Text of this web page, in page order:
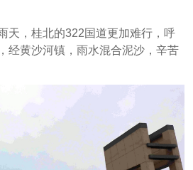
天，桂北的322国道更加难行，呼
经黄沙河镇，雨水混合泥沙，辛苦